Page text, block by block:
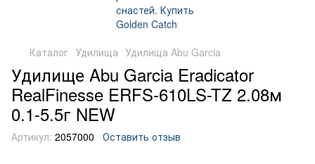
Каталог Удилища Удилища Abu Garcia
Удилище Abu Garcia Eradicator
RealFinesse ERFS-610LS-TZ 2.08м
0.1-5.5г NEW
Артикул: 2057000 Оставить отзыв